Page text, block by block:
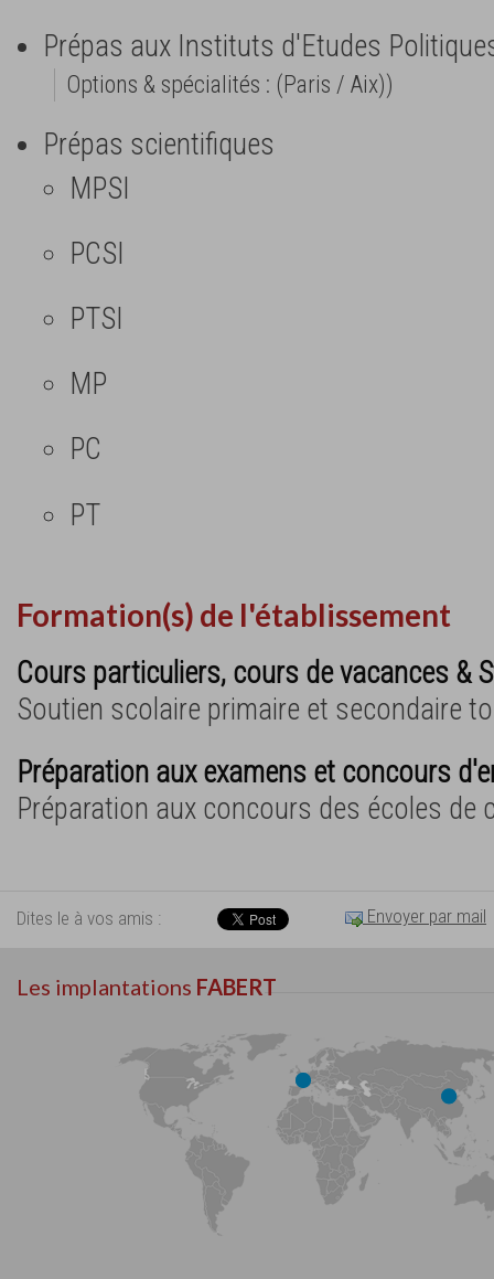
Prépas aux Instituts d'Etudes
Options & spécialités : (Paris / Aix))
Prépas scientifiques
MPSI
PCSI
PTSI
MP
PC
PT
Formation(s) de l'établissement
Cours particuliers, cours de vacances &
Soutien scolaire primaire et secondaire
Préparation aux examens et concours
Préparation aux concours des écoles de
Dites le à vos amis : Envoyer par mail
Les implantations FABERT